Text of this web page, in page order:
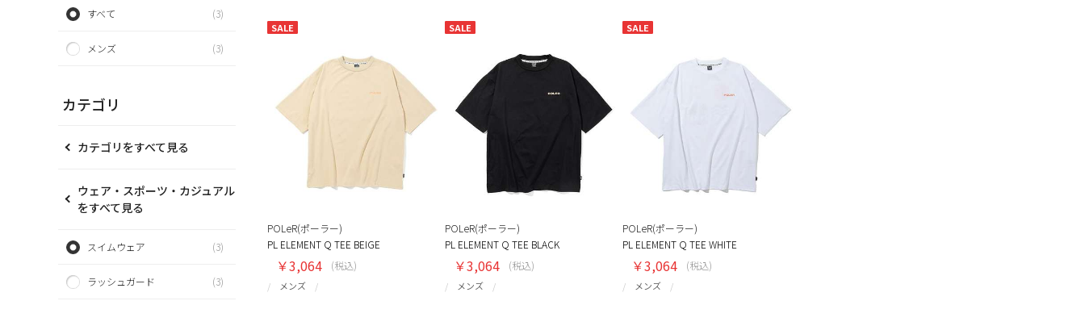
すべて (3)
メンズ (3)
カテゴリ
カテゴリをすべて見る
ウェア・スポーツ・カジュアル
をすべて見る
スイムウェア (3)
ラッシュガード (3)
SALE
POLeR(ポーラー)
PL ELEMENT Q TEE BEIGE
メンズ
￥3,064 (税込)
SALE
POLeR(ポーラー)
PL ELEMENT Q TEE BLACK
メンズ
￥3,064 (税込)
SALE
POLeR(ポーラー)
PL ELEMENT Q TEE WHITE
メンズ
￥3,064 (税込)